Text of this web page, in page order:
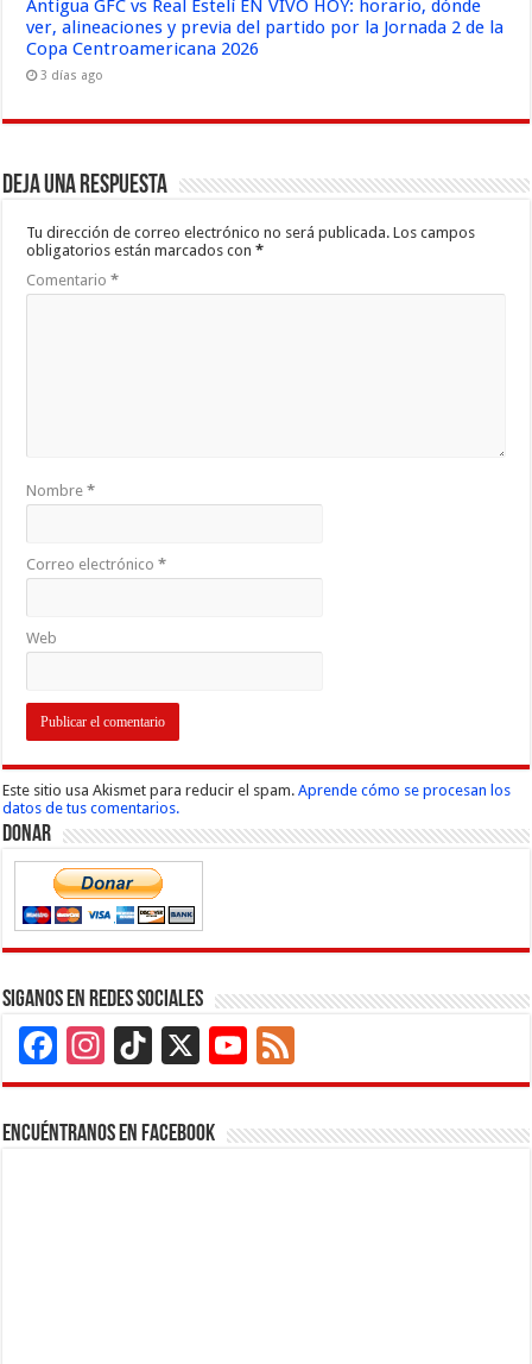
Antigua GFC vs Real Estelí EN VIVO HOY: horario, dónde
ver, alineaciones y previa del partido por la Jornada 2 de la
Copa Centroamericana 2026
3 días ago
Deja una respuesta
Tu dirección de correo electrónico no será publicada. Los campos
obligatorios están marcados con*
Comentario*
Nombre*
Correo electrónico*
Web
Este sitio usa Akismet para reducir el spam.Aprende cómo se procesan los
datos de tus comentarios.
Donar
Siganos en Redes Sociales
Facebook
Instagram
TikTok
X
YouTube
Channel
Encuéntranos en Facebook